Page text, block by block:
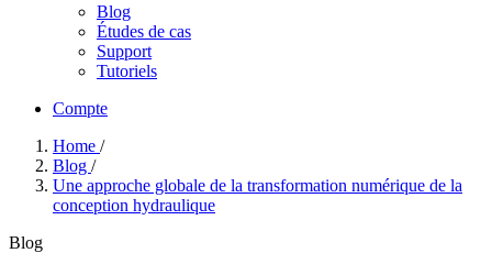
Blog
Études de cas
Support
Tutoriels
Compte
Home /
Blog /
Une approche globale de la transformation numérique de la
conception hydraulique
Blog